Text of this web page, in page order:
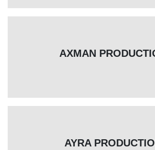
AXMAN
AYRA